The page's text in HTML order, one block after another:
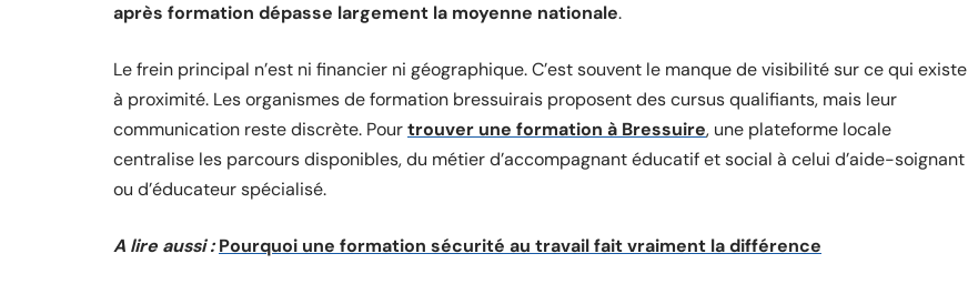
après formation dépasse largement la moyenne nationale.
Le frein principal n’est ni financier ni géographique. C’est souvent le manque de visibilité sur ce qui existe
à proximité. Les organismes de formation bressuirais proposent des cursus qualifiants, mais leur
communication reste discrète. Pourtrouver une formation à Bressuire, une plateforme locale
centralise les parcours disponibles, du métier d’accompagnant éducatif et social à celui d’aide-soignant
ou d’éducateur spécialisé.
A lire aussi : Pourquoi une formation sécurité au travail fait vraiment la différence